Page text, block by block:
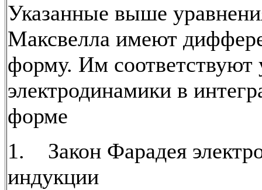
Указанные выше
Максвелла имеют
форму. Им соответствуют
электродинамики в
форме
1. Закон Фарадея
индукции